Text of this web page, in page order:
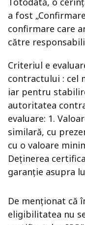
a fost
confirmare care
către
Criteriul e
contractului : cel
iar pentru
autoritatea
evaluare: 1.
similară, cu
cu o valoare
Deținerea
garanție asupra
De menționat că
eligibilitatea nu